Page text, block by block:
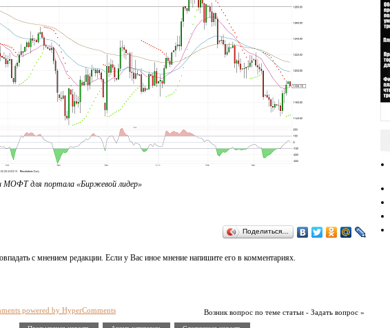
МОФТ для портала «Биржевой лидер»
Поделиться…
с мнением редакции. Если у Вас иное мнение напишите его в комментариях.
Возник вопрос по теме статьи - Задать вопрос »
powered by HyperComments